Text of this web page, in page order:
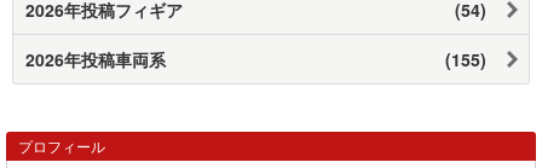
2026年投稿フィギア (54)
2026年投稿車両系 (155)
プロフィール